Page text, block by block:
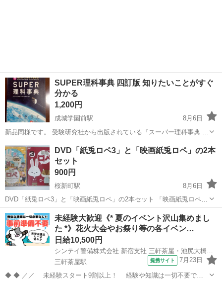
SUPER理科事典 四訂版 知りたいことがすぐ
分かる
1,200円
成城学園前駅
8月6日
新品同様です。 受験研究社から出版されている『スーパー理科事典 四
訂版』で、小学3年生から高校1年生までの理科の内容を網羅していま
す。 生物、地学、化学、物理、科学技術、環境保全の分野について、
写真や図解を交えて詳しく解...
東京 世田谷区 成城学園前駅 語学、辞書 科学技術
DVD「紙兎ロペ3」と「映画紙兎ロペ」の2本
セット
900円
桜新町駅
8月6日
DVD「紙兎ロペ3」と「映画紙兎ロペ」の2本セット 「映画紙兎ロペ」
はDISCに小傷ございますが再生確認済みです。 「紙兎ロペ3」は綺麗
な状態です。
東京 世田谷区 桜新町駅 DVD/ブルーレイ 紙兎ロペ
未経験大歓迎《* 夏のイベント沢山集めまし
た *》花火大会やお祭り等の各イベン…
日給10,500円
シンテイ警備株式会社 新宿支社 三軒茶屋・池尻大橋・二子玉川(18)エリア/A3203200140
三軒茶屋駅
提携サイト 7月23日
◆ ◆ ／／ 未経験スタート9割以上！ 経験や知識は一切不要で始